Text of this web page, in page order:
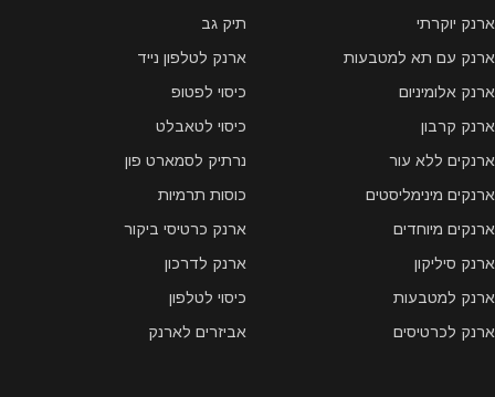
ארנק יוקרתי
ארנק עם תא למטבעות
ארנק אלומיניום
ארנק קרבון
ארנקים ללא עור
ארנקים מינימליסטים
ארנקים מיוחדים
ארנק סיליקון
ארנק למטבעות
ארנק לכרטיסים
תיק גב
ארנק לטלפון נייד
כיסוי לפטופ
כיסוי לטאבלט
נרתיק לסמארט פון
כוסות תרמיות
ארנק כרטיסי ביקור
ארנק לדרכון
כיסוי לטלפון
אביזרים לארנק